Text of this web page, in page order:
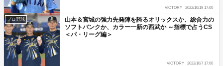
VICTORY 2022/10/19 17:00
プロ野球
山本＆宮城の強力先発陣を誇るオリックスか、総合力の
ソフトバンクか、カラー一新の西武か ～指標で占うCS
＜パ・リーグ編＞
VICTORY 2022/10/7 17:00